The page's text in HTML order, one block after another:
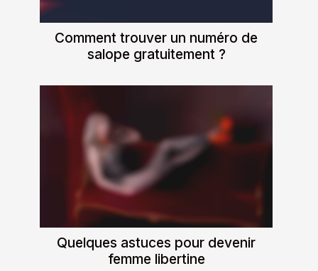
Comment trouver un numéro de
salope gratuitement ?
Quelques astuces pour devenir
femme libertine